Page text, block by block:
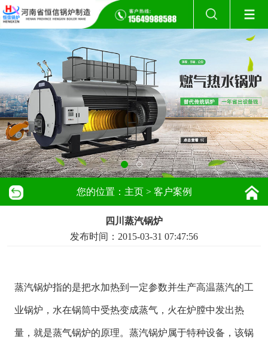
您的位置： 主页> 客户案例
四川蒸汽锅炉
发布时间：2015-03-31 07:47:56
蒸汽锅炉指的是把水加热到一定参数并生产高温蒸汽的工
业锅炉，水在锅筒中受热变成蒸气，火在炉膛中发出热
量，就是蒸气锅炉的原理。蒸汽锅炉属于特种设备，该锅